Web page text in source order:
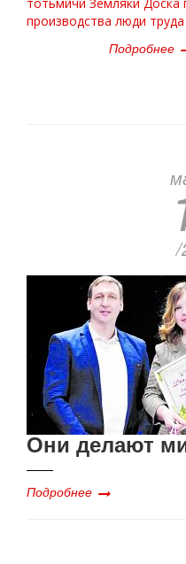
производства люди труда
Подробнее о
/
Они делают
Подробнее